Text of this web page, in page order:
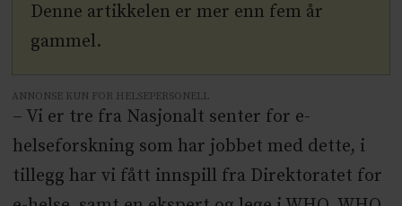
Denne artikkelen er mer enn fem år
gammel.
ANNONSE KUN FOR HELSEPERSONELL
– Vi er tre fra Nasjonalt senter for e-
helseforskning som har jobbet med dette, i
tillegg har vi fått innspill fra Direktoratet for